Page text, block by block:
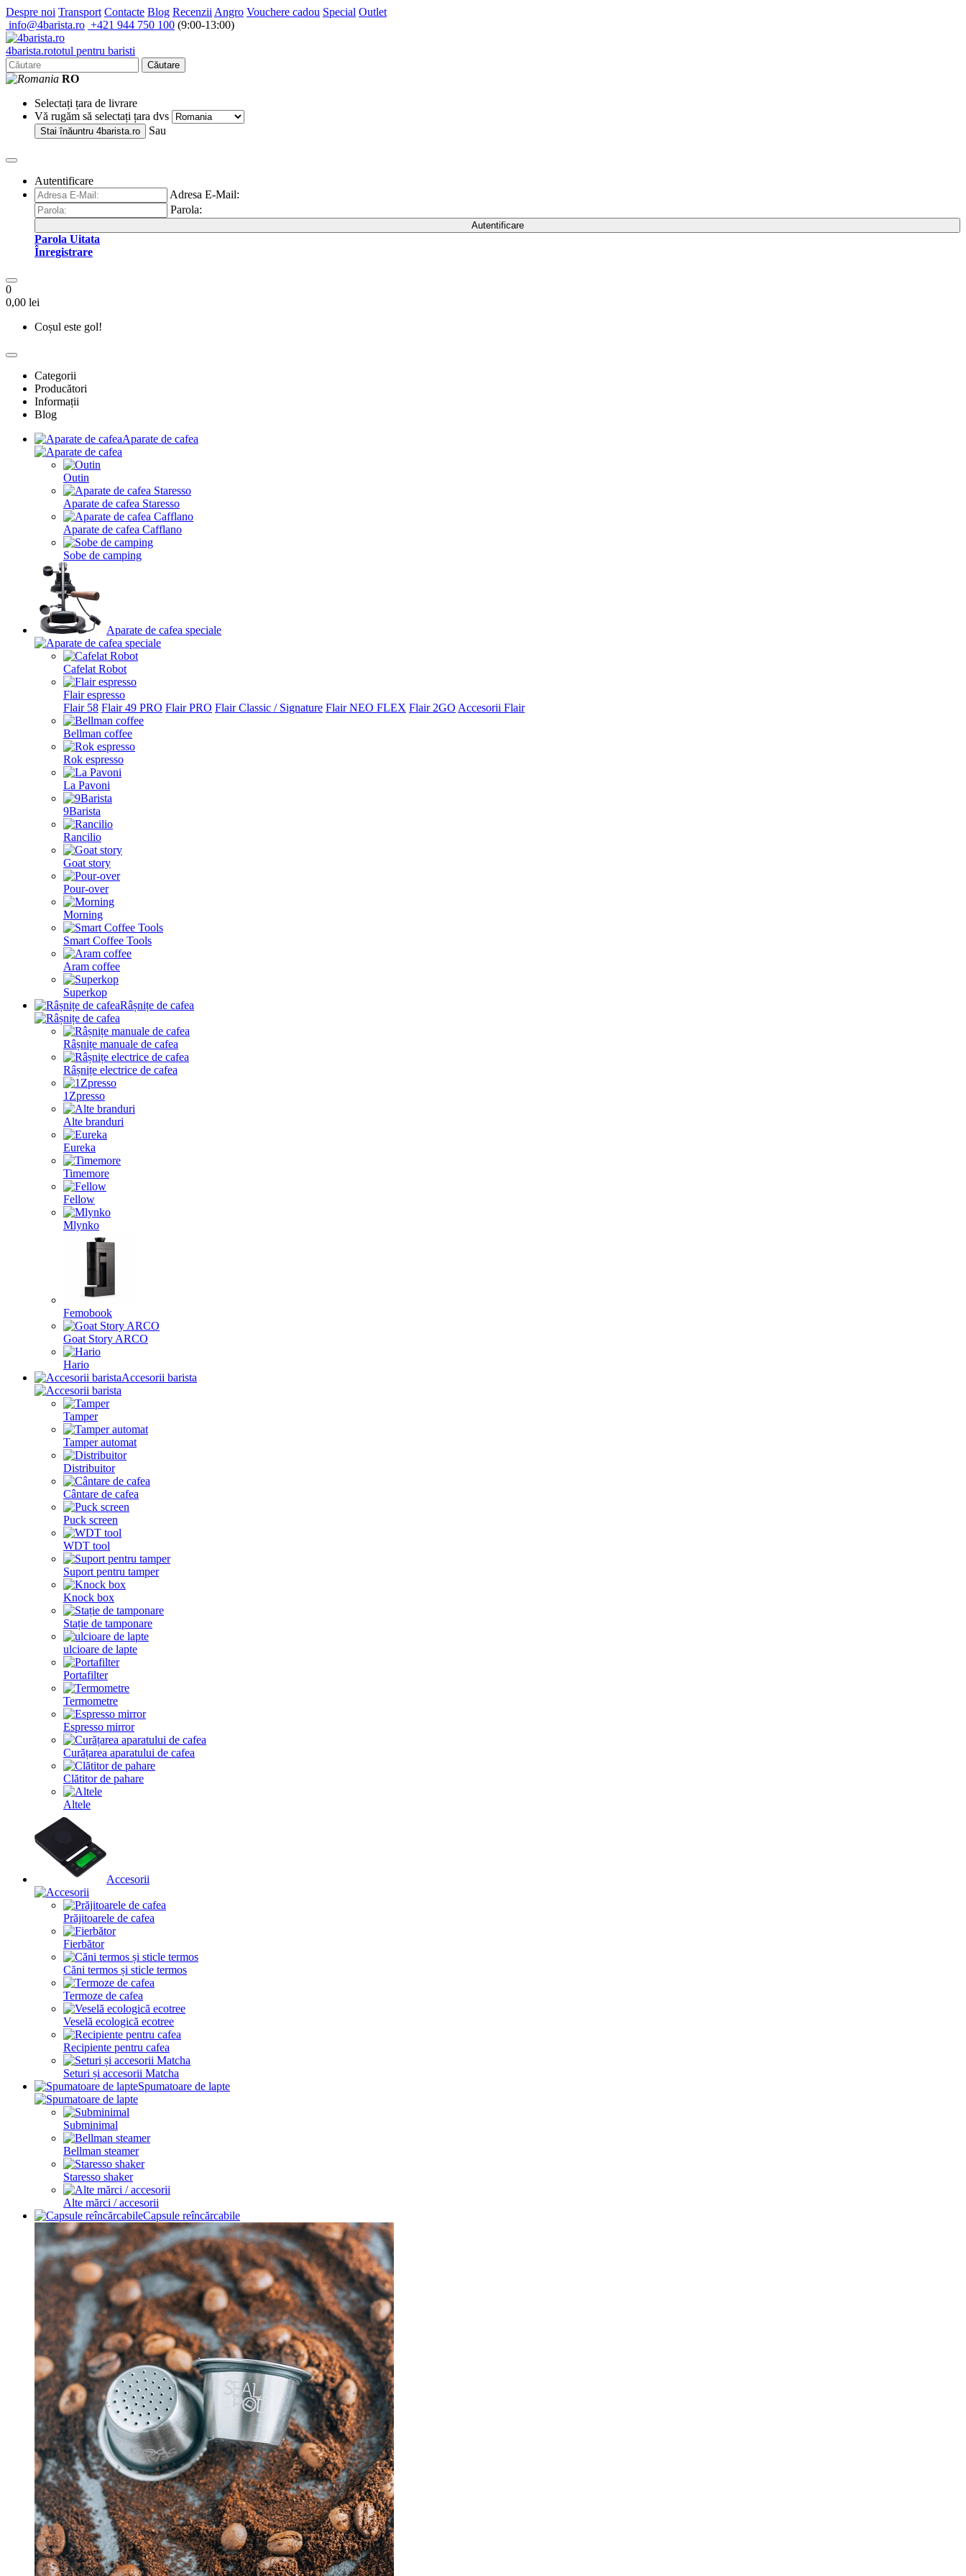
Despre noi Transport Contacte Blog Recenzii Angro Vouchere cadou Special Outlet
info@4barista.ro +421 944 750 100 (9:00-13:00)
4barista.rototul pentru baristi
Căutare
RO
Selectați țara de livrare
Vă rugăm să selectați țara dvs
Stai înăuntru 4barista.ro Sau
Autentificare
Adresa E-Mail:
Parola:
Autentificare
Parola Uitata
Înregistrare
0
0,00 lei
Coșul este gol!
Categorii
Producători
Informații
Blog
Aparate de cafea
Outin
Aparate de cafea Staresso
Aparate de cafea Cafflano
Sobe de camping
Aparate de cafea speciale
Cafelat Robot
Flair espresso
Flair 58 Flair 49 PRO Flair PRO Flair Classic / Signature Flair NEO FLEX Flair 2GO Accesorii Flair
Bellman coffee
Rok espresso
La Pavoni
9Barista
Rancilio
Goat story
Pour-over
Morning
Smart Coffee Tools
Aram coffee
Superkop
Râșnițe de cafea
Râșnițe manuale de cafea
Râșnițe electrice de cafea
1Zpresso
Alte branduri
Eureka
Timemore
Fellow
Mlynko
Femobook
Goat Story ARCO
Hario
Accesorii barista
Tamper
Tamper automat
Distribuitor
Cântare de cafea
Puck screen
WDT tool
Suport pentru tamper
Knock box
Stație de tamponare
ulcioare de lapte
Portafilter
Termometre
Espresso mirror
Curățarea aparatului de cafea
Clătitor de pahare
Altele
Accesorii
Prăjitoarele de cafea
Fierbător
Căni termos și sticle termos
Termoze de cafea
Veselă ecologică ecotree
Recipiente pentru cafea
Seturi și accesorii Matcha
Spumatoare de lapte
Subminimal
Bellman steamer
Staresso shaker
Alte mărci / accesorii
Capsule reîncărcabile